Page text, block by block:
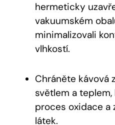
hermeticky
vakuumském
minimalizovali
vlhkostí.
Chráněte kávová
světlem a
proces oxidace
látek.